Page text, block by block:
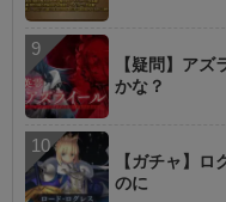
【疑問】ア
かな？
【ガチャ】
のに